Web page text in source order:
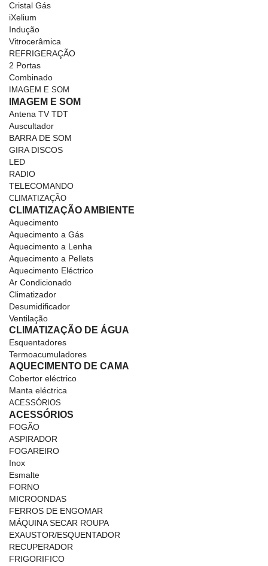
Cristal Gás
iXelium
Indução
Vitrocerâmica
REFRIGERAÇÃO
2 Portas
Combinado
IMAGEM E SOM
IMAGEM E SOM
Antena TV TDT
Auscultador
BARRA DE SOM
GIRA DISCOS
LED
RADIO
TELECOMANDO
CLIMATIZAÇÃO
CLIMATIZAÇÃO AMBIENTE
Aquecimento
Aquecimento a Gás
Aquecimento a Lenha
Aquecimento a Pellets
Aquecimento Eléctrico
Ar Condicionado
Climatizador
Desumidificador
Ventilação
CLIMATIZAÇÃO DE ÁGUA
Esquentadores
Termoacumuladores
AQUECIMENTO DE CAMA
Cobertor eléctrico
Manta eléctrica
ACESSÓRIOS
ACESSÓRIOS
FOGÃO
ASPIRADOR
FOGAREIRO
Inox
Esmalte
FORNO
MICROONDAS
FERROS DE ENGOMAR
MÁQUINA SECAR ROUPA
EXAUSTOR/ESQUENTADOR
RECUPERADOR
FRIGORIFICO